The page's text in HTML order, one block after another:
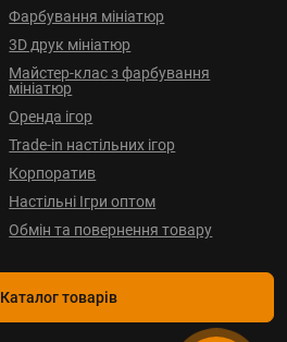
Фарбування мініатюр
3D друк мініатюр
Майстер-клас з фарбування
мініатюр
Оренда ігор
Trade-in настільних ігор
Корпоратив
Настільні Ігри оптом
Обмін та повернення товару
Каталог товарів